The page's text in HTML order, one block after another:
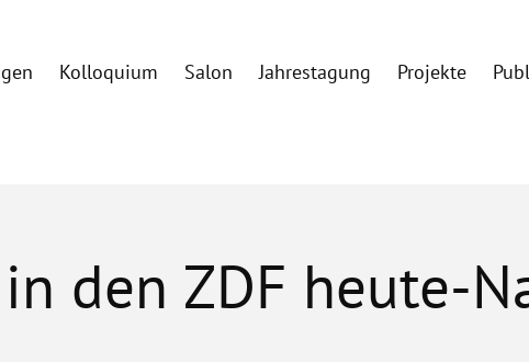
Kolloquium Salon Jahrestagung Projekte
den ZDF heute-